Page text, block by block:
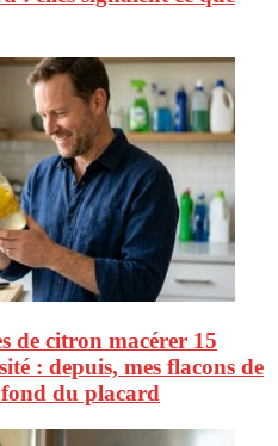
de citron macérer 15
: depuis, mes flacons de
du placard